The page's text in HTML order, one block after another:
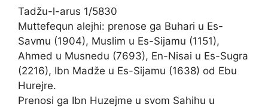
Tadžu-l-arus 1/5830
Muttefequn alejhi: prenose ga Buhari u Es-
Savmu (1904), Muslim u Es-Sijamu (1151),
Ahmed u Musnedu (7693), En-Nisai u Es-Sugra
(2216), Ibn Madže u Es-Sijamu (1638) od Ebu
Hurejre.
Prenosi ga Ibn Huzejme u svom Sahihu u